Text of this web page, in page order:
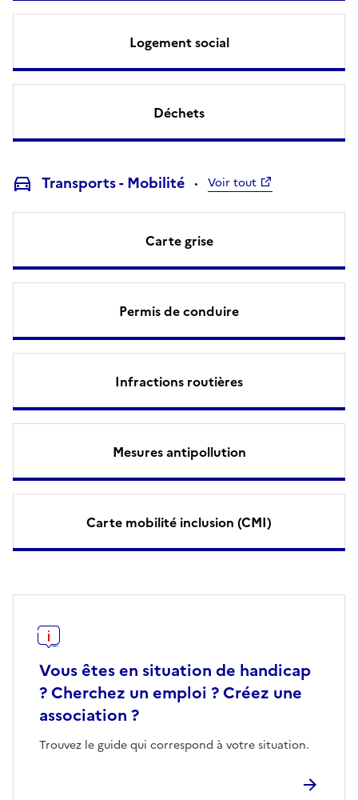
Logement social
Déchets
Transports - Mobilité Voir tout
Carte grise
Permis de conduire
Infractions routières
Mesures antipollution
Carte mobilité inclusion (CMI)
Vous êtes en situation de handicap
? Cherchez un emploi ? Créez une
association ?
Trouvez le guide qui correspond à votre situation.